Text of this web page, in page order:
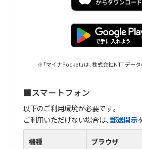
「マイナPocket」は、株式会社NTTデー
■スマートフォン
以下のご利用環境が必要です。
ご利用いただけない場合は、郵送開示
機種
ブラウザ